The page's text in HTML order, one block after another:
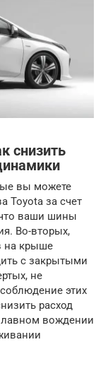
снизить
вы можете
Toyota за счет
ваши шины
Во-вторых,
на крыше
с закрытыми
не
этих
расход
вождении